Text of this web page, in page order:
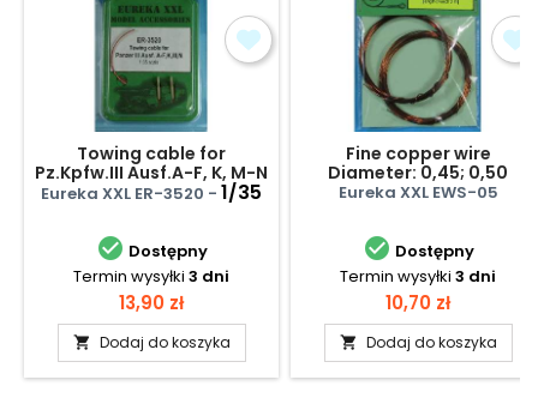
Towing cable for
Pz.Kpfw.III Ausf.A-F, K, M-N
Tanks
Eureka XXL ER-3520 - 1/35
 Dostępny
Termin wysyłki 3 dni
Cena
13,90 zł
 Dodaj do koszyka
Fine copper wire
Diameter: 0,45; 0,50
Eureka XXL EWS-05
 Dostępny
Termin wysyłki 3 dni
Cena
10,70 zł
 Dodaj do koszyka